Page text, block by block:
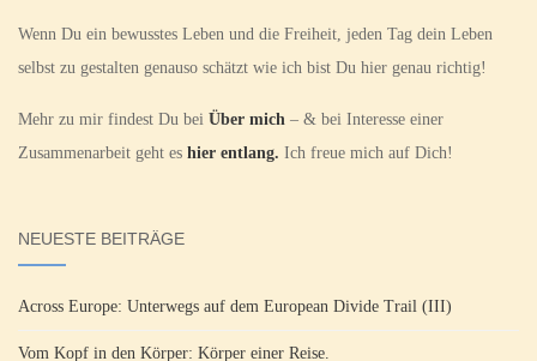
Wenn Du ein bewusstes Leben und die Freiheit, jeden Tag dein Leben
selbst zu gestalten genauso schätzt wie ich bist Du hier genau richtig!
Mehr zu mir findest Du bei Über mich – & bei Interesse einer
Zusammenarbeit geht es hier entlang. Ich freue mich auf Dich!
NEUESTE BEITRÄGE
Across Europe: Unterwegs auf dem European Divide Trail (III)
Vom Kopf in den Körper: Körper einer Reise.